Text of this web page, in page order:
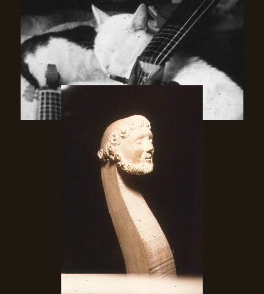
Tenor de Viole